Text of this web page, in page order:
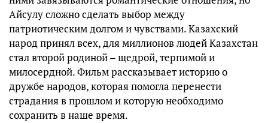
Айсулу сложно сделать выбор между
патриотическим долгом и чувствами. Казахский
народ принял всех, для миллионов людей Казахстан
стал второй родиной – щедрой, терпимой и
милосердной. Фильм рассказывает историю о
дружбе народов, которая помогла перенести
страдания в прошлом и которую необходимо
сохранить в наше время.